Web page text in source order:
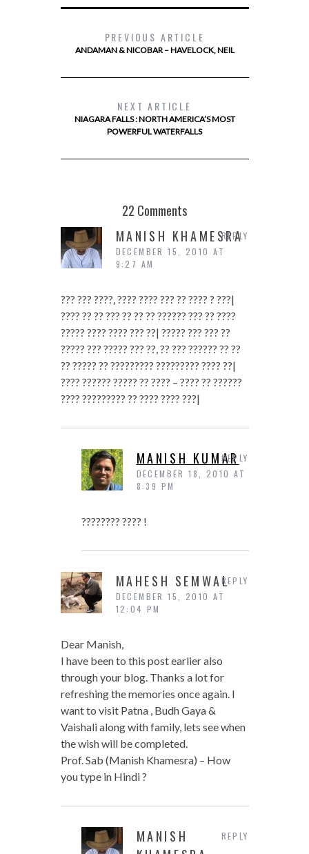
PREVIOUS ARTICLE
ANDAMAN & NICOBAR – HAVELOCK, NEIL
NEXT ARTICLE
NIAGARA FALLS : NORTH AMERICA’S MOST
POWERFUL WATERFALLS
22 Comments
MANISH KHAMESRA
DECEMBER 15, 2010 AT
9:27 AM
??? ??? ????, ???? ???? ??? ?? ???? ? ???|
???? ?? ?? ??? ?? ?? ?? ?????? ??? ?? ????
????? ???? ???? ??? ??| ????? ??? ??? ??
????? ??? ????? ??? ??, ?? ??? ?????? ?? ??
?? ????? ?? ????????? ????????? ???? ??|
???? ?????? ????? ?? ???? – ???? ?? ??????
???? ????????? ?? ???? ???? ???|
REPLY
MANISH KUMAR
DECEMBER 18, 2010 AT
8:39 PM
???????? ???? !
REPLY
MAHESH SEMWAL
DECEMBER 15, 2010 AT
12:04 PM
Dear Manish,
I have been to this post earlier also
through your blog. Thanks a lot for
refreshing the memories once again. I
want to visit Patna , Budh Gaya &
Vaishali along with family, lets see when
the wish will be completed.
Prof. Sab (Manish Khamesra) – How
you type in Hindi ?
REPLY
MANISH
REPLY